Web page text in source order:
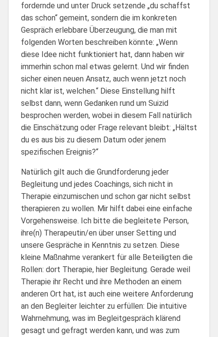
fordernde und unter Druck setzende „du schaffst
das schon“ gemeint, sondern die im konkreten
Gespräch erlebbare Überzeugung, die man mit
folgenden Worten beschreiben könnte: „Wenn
diese Idee nicht funktioniert hat, dann haben wir
immerhin schon mal etwas gelernt. Und wir finden
sicher einen neuen Ansatz, auch wenn jetzt noch
nicht klar ist, welchen.“ Diese Einstellung hilft
selbst dann, wenn Gedanken rund um Suizid
besprochen werden, wobei in diesem Fall natürlich
die Einschätzung oder Frage relevant bleibt: „Hältst
du es aus bis zu diesem Datum oder jenem
spezifischen Ereignis?“
Natürlich gilt auch die Grundforderung jeder
Begleitung und jedes Coachings, sich nicht in
Therapie einzumischen und schon gar nicht selbst
therapieren zu wollen. Mir hilft dabei eine einfache
Vorgehensweise. Ich bitte die begleitete Person,
ihre(n) Therapeutin/en über unser Setting und
unsere Gespräche in Kenntnis zu setzen. Diese
kleine Maßnahme verankert für alle Beteiligten die
Rollen: dort Therapie, hier Begleitung. Gerade weil
Therapie ihr Recht und ihre Methoden an einem
anderen Ort hat, ist auch eine weitere Anforderung
an den Begleiter leichter zu erfüllen: Die intuitive
Wahrnehmung, was im Begleitgespräch klärend
gesagt und gefragt werden kann, und was zum